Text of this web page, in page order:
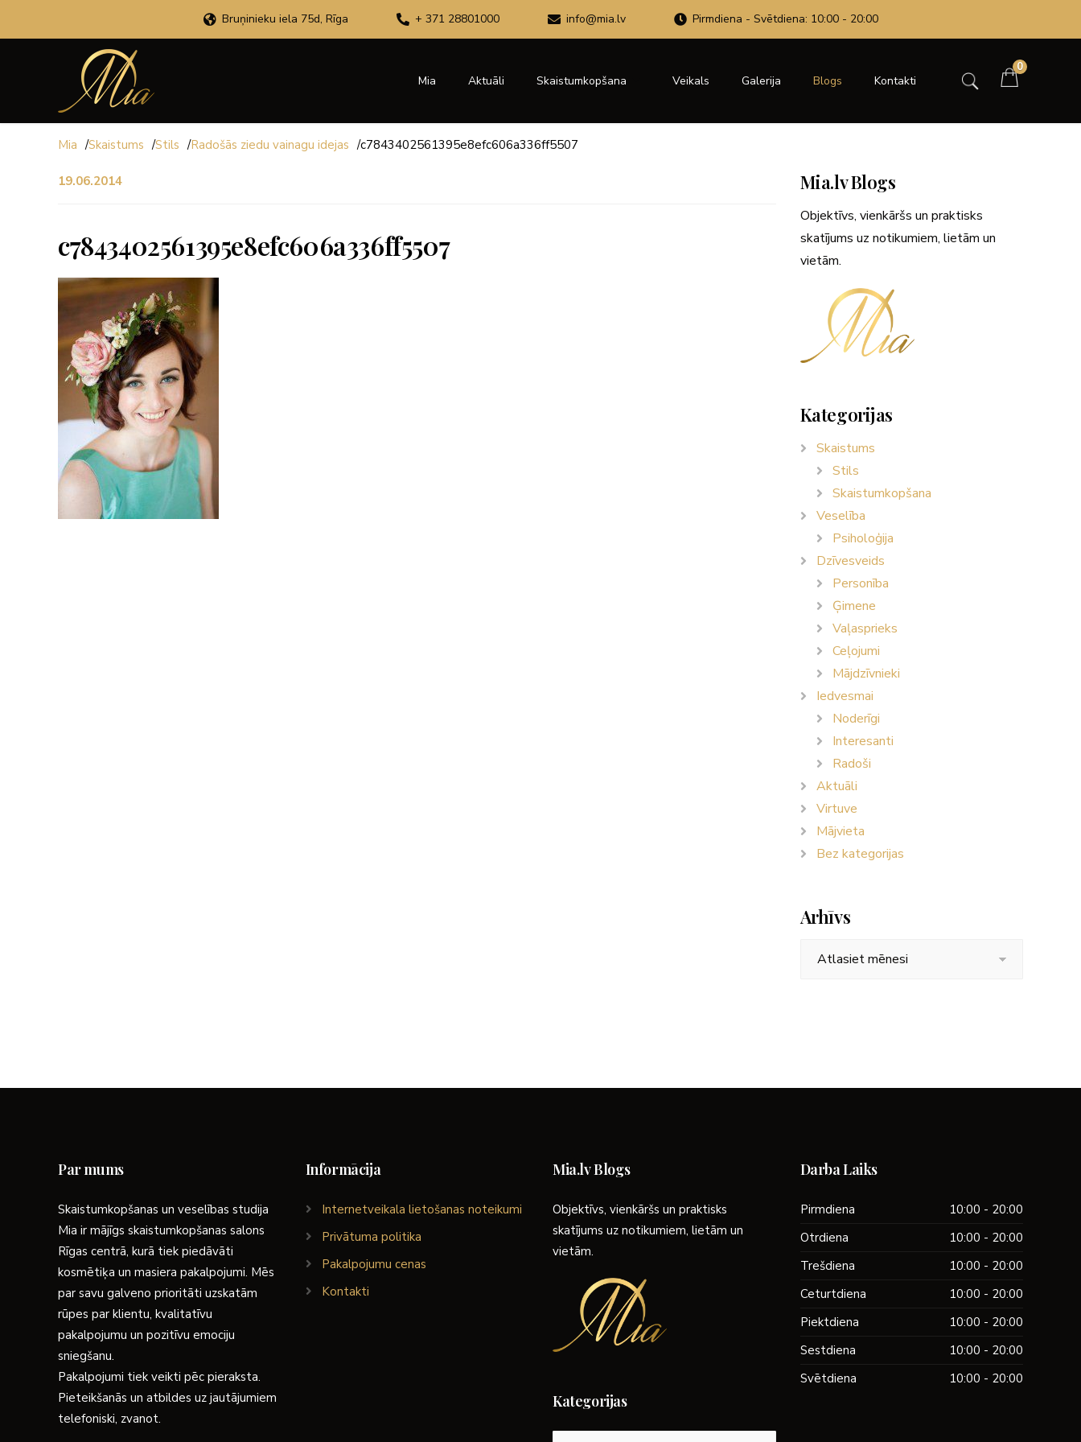
Bruņinieku iela 75d, Rīga + 371 28801000 info@mia.lv Pirmdiena - Svētdiena: 10:00 - 20:00
Mia Aktuāli Skaistumkopšana Veikals Galerija Blogs Kontakti
0
Mia /Skaistums /Stils /Radošās ziedu vainagu idejas /c7843402561395e8efc606a336ff5507
19.06.2014
c7843402561395e8efc606a336ff5507
Mia.lv Blogs
Objektīvs, vienkāršs un praktisks
skatījums uz notikumiem, lietām un
vietām.
Kategorijas
Skaistums
Stils
Skaistumkopšana
Veselība
Psiholoģija
Dzīvesveids
Personība
Ģimene
Vaļasprieks
Ceļojumi
Mājdzīvnieki
Iedvesmai
Noderīgi
Interesanti
Radoši
Aktuāli
Virtuve
Mājvieta
Bez kategorijas
Arhīvs
Par mums
Skaistumkopšanas un veselības studija
Mia ir mājīgs skaistumkopšanas salons
Rīgas centrā, kurā tiek piedāvāti
kosmētiķa un masiera pakalpojumi. Mēs
par savu galveno prioritāti uzskatām
rūpes par klientu, kvalitatīvu
pakalpojumu un pozitīvu emociju
sniegšanu.
Pakalpojumi tiek veikti pēc pieraksta.
Pieteikšanās un atbildes uz jautājumiem
telefoniski, zvanot.
Informācija
Internetveikala lietošanas noteikumi
Privātuma politika
Pakalpojumu cenas
Kontakti
Mia.lv Blogs
Objektīvs, vienkāršs un praktisks
skatījums uz notikumiem, lietām un
vietām.
Kategorijas
Darba Laiks
Pirmdiena
10:00 - 20:00
Otrdiena
10:00 - 20:00
Trešdiena
10:00 - 20:00
Ceturtdiena
10:00 - 20:00
Piektdiena
10:00 - 20:00
Sestdiena
10:00 - 20:00
Svētdiena
10:00 - 20:00